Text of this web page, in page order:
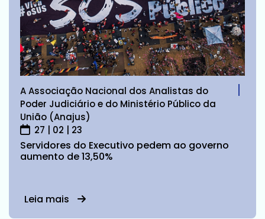
A Associação Nacional dos Analistas do
Poder Judiciário e do Ministério Público da
União (Anajus)
27 | 02 | 23
Servidores do Executivo pedem ao governo
aumento de 13,50%
Leia mais